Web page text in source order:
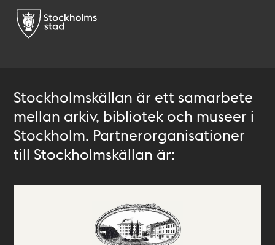
Stockholmskällan är ett samarbete
mellan arkiv, bibliotek och museer i
Stockholm. Partnerorganisationer
till Stockholmskällan är: